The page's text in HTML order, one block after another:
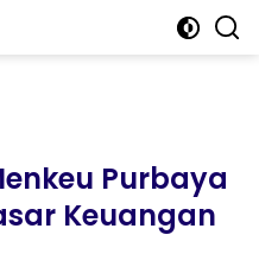
Purbaya
Keuangan